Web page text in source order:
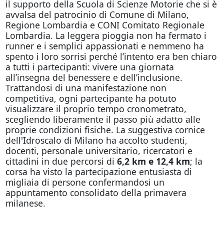
il supporto della Scuola di Scienze Motorie che si è
avvalsa del patrocinio di Comune di Milano,
Regione Lombardia e CONI Comitato Regionale
Lombardia. La leggera pioggia non ha fermato i
runner e i semplici appassionati e nemmeno ha
spento i loro sorrisi perché l’intento era ben chiaro
a tutti i partecipanti: vivere una giornata
all’insegna del benessere e dell’inclusione.
Trattandosi di una manifestazione non
competitiva, ogni partecipante ha potuto
visualizzare il proprio tempo cronometrato,
scegliendo liberamente il passo più adatto alle
proprie condizioni fisiche. La suggestiva cornice
dell'Idroscalo di Milano ha accolto studenti,
docenti, personale universitario, ricercatori e
cittadini in due percorsi di 6,2 km e 12,4 km; la
corsa ha visto la partecipazione entusiasta di
migliaia di persone confermandosi un
appuntamento consolidato della primavera
milanese.